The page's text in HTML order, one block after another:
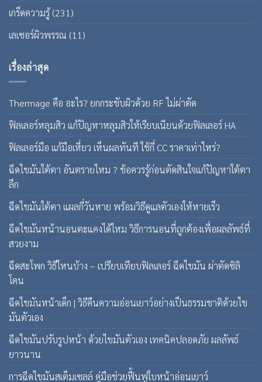
เกร็ดความรู้(231)
เลเซอร์ผิวพรรณ (11)
เรื่องล่าสุด
Thermage คือ อะไร? ยกกระชับผิวด้วย RF ไม่ผ่าตัด
ฟิลเลอร์หลุมสิว แก้ปัญหาหลุมสิวให้เรียบเนียนด้วยฟิลเลอร์ HA
ฟิลเลอร์มือ แก้มือเหี่ยว เห็นผลทันที ใช้กี่ CC ราคาเท่าไหร่?
ฉีดไขมันใต้ตา อันตรายไหม ? ข้อควรรู้ก่อนตัดสินใจแก้ปัญหาใต้ตา
ลึก
ฉีดไขมันใต้ตา แผลกี่วันหาย พร้อมวิธีดูแลตัวเองให้หายเร็ว
ฉีดไขมันหน้านอนตะแคงได้ไหม วิธีการนอนที่ถูกต้องเพื่อผลลัพธ์ที่
สวยงาม
ฉีดสะโพก วิธีไหนบ้าง – เปรียบเทียบฟิลเลอร์ ฉีดไขมัน ผ่าตัดซิลิ
โคน
ฉีดไขมันหน้าเด็ก | วิธีคืนความอ่อนเยาว์อย่างเป็นธรรมชาติด้วยไข
มันตัวเอง
ฉีดไขมันปรับรูปหน้า ด้วยไขมันตัวเอง เทคนิคปลอดภัย ผลลัพธ์
ยาวนาน
การฉีดไขมันสเต็มเซลล์ คู่มือช่วยฟื้นฟูใบหน้าอ่อนเยาว์